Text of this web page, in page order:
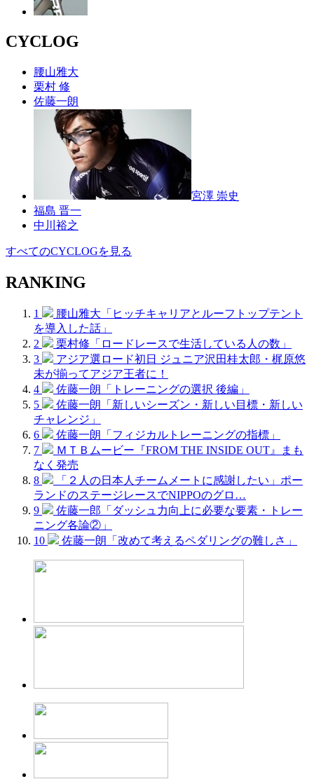
CYCLOG
腰山雅大
栗村 修
佐藤一朗
宮澤 崇史
福島 晋一
中川裕之
すべてのCYCLOGを見る
RANKING
1
腰山雅大「ヒッチキャリアとルーフトップテント
を導入した話」
2
栗村修「ロードレースで生活している人の数」
3
アジア選ロード初日 ジュニア沢田桂太郎・梶原悠
未が揃ってアジア王者に！
4
佐藤一朗「トレーニングの選択 後編」
5
佐藤一朗「新しいシーズン・新しい目標・新しい
チャレンジ」
6
佐藤一朗「フィジカルトレーニングの指標」
7
ＭＴＢムービー『FROM THE INSIDE OUT』まも
なく発売
8
「２人の日本人チームメートに感謝したい」ポー
ランドのステージレースでNIPPOのグロ…
9
佐藤一郎「ダッシュ力向上に必要な要素・トレー
ニング各論②」
10
佐藤一朗「改めて考えるペダリングの難しさ」